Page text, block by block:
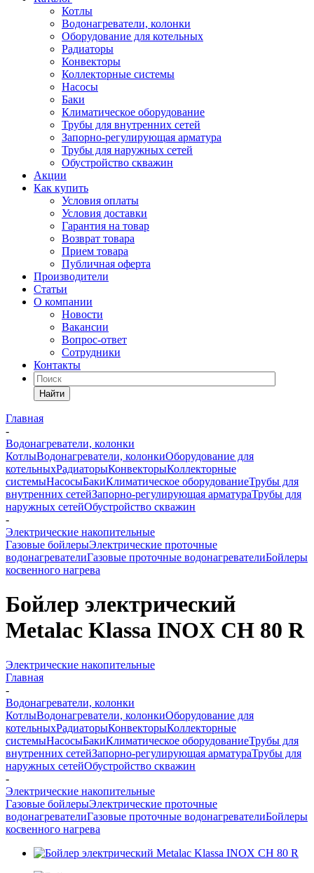
Котлы
Водонагреватели, колонки
Оборудование для котельных
Радиаторы
Конвекторы
Коллекторные системы
Насосы
Баки
Климатическое оборудование
Трубы для внутренних сетей
Запорно-регулирующая арматура
Трубы для наружных сетей
Обустройство скважин
Акции
Как купить
Условия оплаты
Условия доставки
Гарантия на товар
Возврат товара
Прием товара
Публичная оферта
Производители
Статьи
О компании
Новости
Вакансии
Вопрос-ответ
Сотрудники
Контакты
Найти
Главная
-
Водонагреватели, колонки
КотлыВодонагреватели, колонкиОборудование для
котельныхРадиаторыКонвекторыКоллекторные
системыНасосыБакиКлиматическое оборудованиеТрубы для
внутренних сетейЗапорно-регулирующая арматураТрубы для
наружных сетейОбустройство скважин
-
Электрические накопительные
Газовые бойлерыЭлектрические проточные
водонагревателиГазовые проточные водонагревателиБойлеры
косвенного нагрева
Бойлер электрический
Metalac Klassa INOX CH 80 R
Электрические накопительные
Главная
-
Водонагреватели, колонки
КотлыВодонагреватели, колонкиОборудование для
котельныхРадиаторыКонвекторыКоллекторные
системыНасосыБакиКлиматическое оборудованиеТрубы для
внутренних сетейЗапорно-регулирующая арматураТрубы для
наружных сетейОбустройство скважин
-
Электрические накопительные
Газовые бойлерыЭлектрические проточные
водонагревателиГазовые проточные водонагревателиБойлеры
косвенного нагрева